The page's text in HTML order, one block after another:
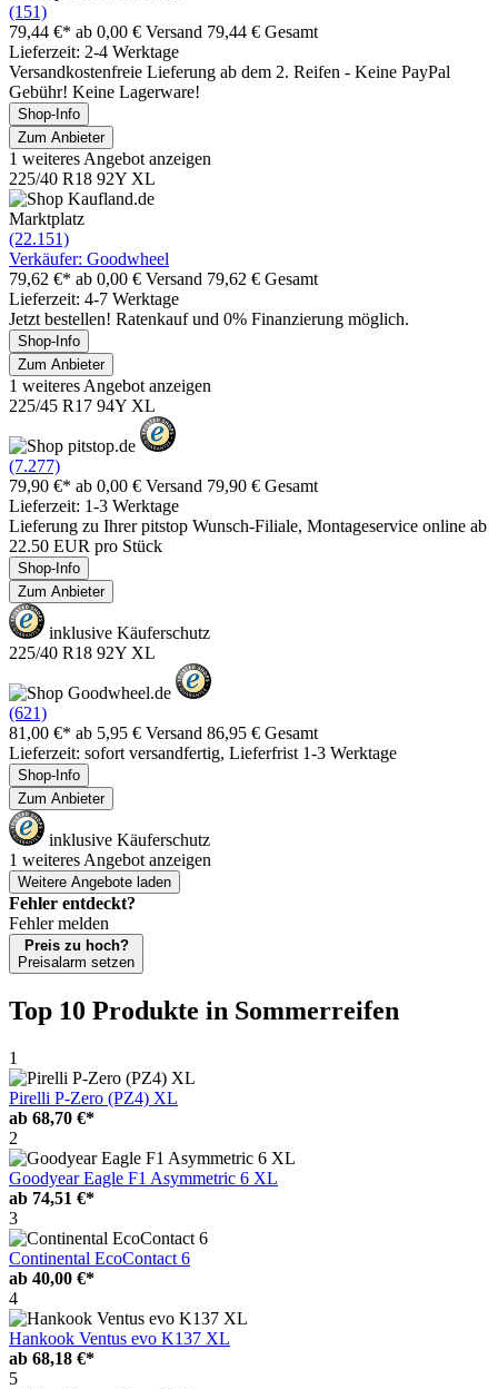
(151)
79,44 €* ab 0,00 € Versand 79,44 € Gesamt
Lieferzeit: 2-4 Werktage
Versandkostenfreie Lieferung ab dem 2. Reifen - Keine PayPal
Gebühr! Keine Lagerware!
Shop-Info
Zum Anbieter
1 weiteres Angebot anzeigen
225/40 R18 92Y XL
Marktplatz
(22.151)
Verkäufer: Goodwheel
79,62 €* ab 0,00 € Versand 79,62 € Gesamt
Lieferzeit: 4-7 Werktage
Jetzt bestellen! Ratenkauf und 0% Finanzierung möglich.
Shop-Info
Zum Anbieter
1 weiteres Angebot anzeigen
225/45 R17 94Y XL
(7.277)
79,90 €* ab 0,00 € Versand 79,90 € Gesamt
Lieferzeit: 1-3 Werktage
Lieferung zu Ihrer pitstop Wunsch-Filiale, Montageservice online ab
22.50 EUR pro Stück
Shop-Info
Zum Anbieter
inklusive Käuferschutz
225/40 R18 92Y XL
(621)
81,00 €* ab 5,95 € Versand 86,95 € Gesamt
Lieferzeit: sofort versandfertig, Lieferfrist 1-3 Werktage
Shop-Info
Zum Anbieter
inklusive Käuferschutz
1 weiteres Angebot anzeigen
Weitere Angebote laden
Fehler entdeckt?
Fehler melden
Preis zu hoch?
Preisalarm setzen
Top 10 Produkte in Sommerreifen
1
Pirelli P-Zero (PZ4) XL
ab 68,70 €*
2
Goodyear Eagle F1 Asymmetric 6 XL
ab 74,51 €*
3
Continental EcoContact 6
ab 40,00 €*
4
Hankook Ventus evo K137 XL
ab 68,18 €*
5